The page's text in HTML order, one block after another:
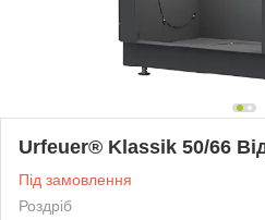
Urfeuer® Klassik 50/66
Під замовлення
Роздріб